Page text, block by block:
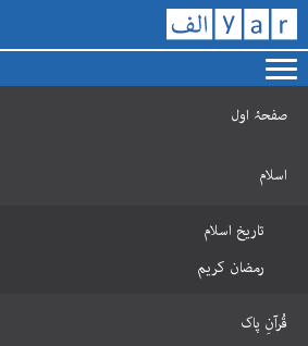
صفحۂ اول
اسلام
تاریخ اسلام
رمضان کریم
قُرآنِ پاک